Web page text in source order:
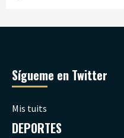
Sígueme en Twitter
Mis tuits
DEPORTES